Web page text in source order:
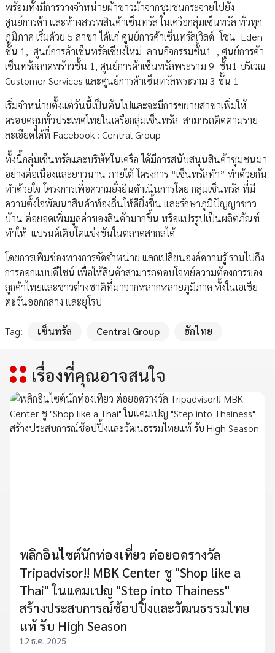
พร้อมทั้งมีการวางจำหน่ายผ้าขาวม้าจากชุมชนกระจายไปยัง
ศูนย์การค้า และห้างสรรพสินค้าเซ็นทรัล ในเครือกลุ่มเซ็นทรัล ทั่วทุก
ภูมิภาค เริ่มด้วย 5 สาขา ได้แก่ ศูนย์การค้าเซ็นทรัลเวิลด์ โซน Eden
ชั้น 1, ศูนย์การค้าเซ็นทรัลเชียงใหม่ ลานกิจกรรมชั้น1 , ศูนย์การค้า
เซ็นทรัลลาดพร้าวชั้น 1, ศูนย์การค้าเซ็นทรัลพระราม 9 ชั้น1 บริเวณ
Customer Services และศูนย์การค้าเซ็นทรัลพระราม 3 ชั้น 1
เริ่มจำหน่ายตั้งแต่วันนี้เป็นต้นไปและจะมีการขยายสาขาเพิ่มให้
ครอบคลุมทั่วประเทศไทยในเครือกลุ่มเซ็นทรัล สามารถติดตามราย
ละเอียดได้ที่ Facebook : Central Group
ทั้งนี้กลุ่มเซ็นทรัลและบริษัทในเครือ ได้มีการสนับสนุนสินค้าชุมชนมา
อย่างต่อเนื่องและยาวนาน ภายใต้ โครงการ “เซ็นทรัลทำ” ทำด้วยกัน
ทำด้วยใจ โครงการเพื่อความยั่งยืนดำเนินการโดย กลุ่มเซ็นทรัล ที่มี
ความตั้งใจพัฒนาสินค้าท้องถิ่นให้ดียิ่งขึ้น และรักษาภูมิปัญญาชาว
บ้าน ต่อยอดเพิ่มมูลค่าของสินค้ามากขึ้น หรือแปรรูปเป็นผลิตภัณฑ์
ทำให้ แบรนด์เติบโตแข่งขันในตลาดสากลได้
โดยการเพิ่มช่องทางการจัดจำหน่าย แลกเปลี่ยนองค์ความรู้ รวมไปถึง
การออกแบบดีไซน์ เพื่อให้สินค้าสามารถตอบโจทย์ความต้องการของ
ลูกค้าไทยและชาวต่างชาติที่มาจากหลากหลายภูมิภาค ทั้งในเอเชีย
ตะวันออกกลาง และยุโรป
Tag: เซ็นทรัล Central Group ฮักไทย
เรื่องที่คุณอาจสนใจ
พลิกอินไซต์นักท่องเที่ยว ต่อยอดรางวัล
Tripadvisor!! MBK Center ชู "Shop like a
Thai" ในแคมเปญ "Step into Thainess"
สร้างประสบการณ์ช้อปปิ้งและวัฒนธรรมไทย
แท้ รับ High Season
12 ธ.ค. 2025